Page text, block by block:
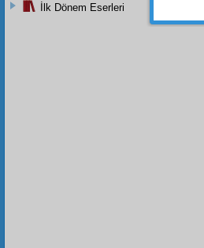
İlk Dönem Eserleri